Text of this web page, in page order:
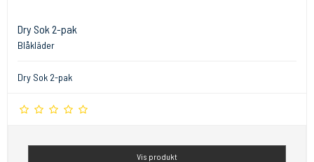
Dry Sok 2-pak
Blåkläder
Dry Sok 2-pak
Vis produkt